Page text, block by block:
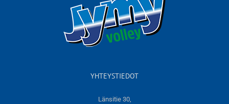
YHTEYSTIEDOT
Länsitie 30,